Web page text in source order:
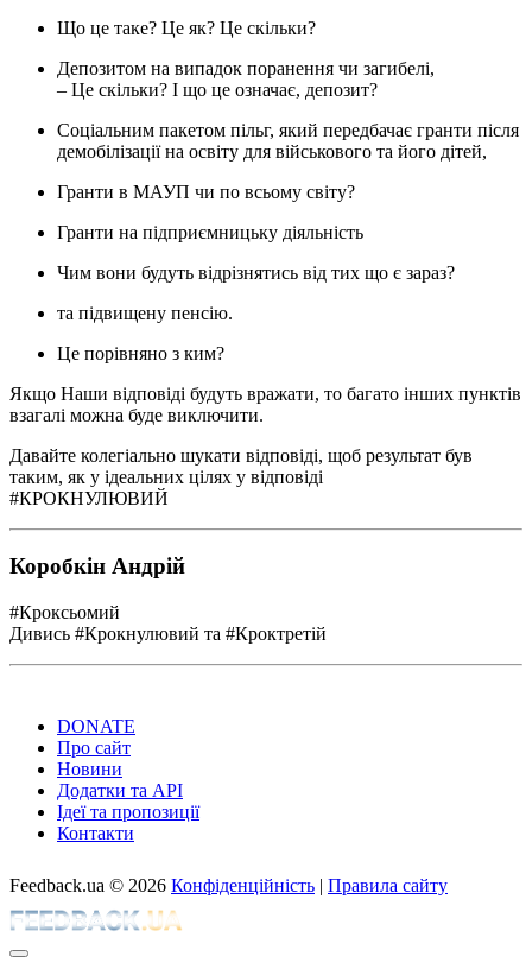
Що це таке? Це як? Це скільки?
Депозитом на випадок поранення чи загибелі,
– Це скільки? І що це означає, депозит?
Соціальним пакетом пільг, який передбачає гранти після
демобілізації на освіту для військового та його дітей,
Гранти в МАУП чи по всьому світу?
Гранти на підприємницьку діяльність
Чим вони будуть відрізнятись від тих що є зараз?
та підвищену пенсію.
Це порівняно з ким?
Якщо Наши відповіді будуть вражати, то багато інших пунктів
взагалі можна буде виключити.
Давайте колегіально шукати відповіді, щоб результат був
таким, як у ідеальних цілях у відповіді
#КРОКНУЛЮВИЙ
Коробкін Андрій
#Кроксьомий
Дивись #Крокнулювий та #Кроктретій
DONATE
Про сайт
Новини
Додатки та API
Ідеї та пропозиції
Контакти
Feedback.ua © 2026 Конфіденційність | Правила сайту